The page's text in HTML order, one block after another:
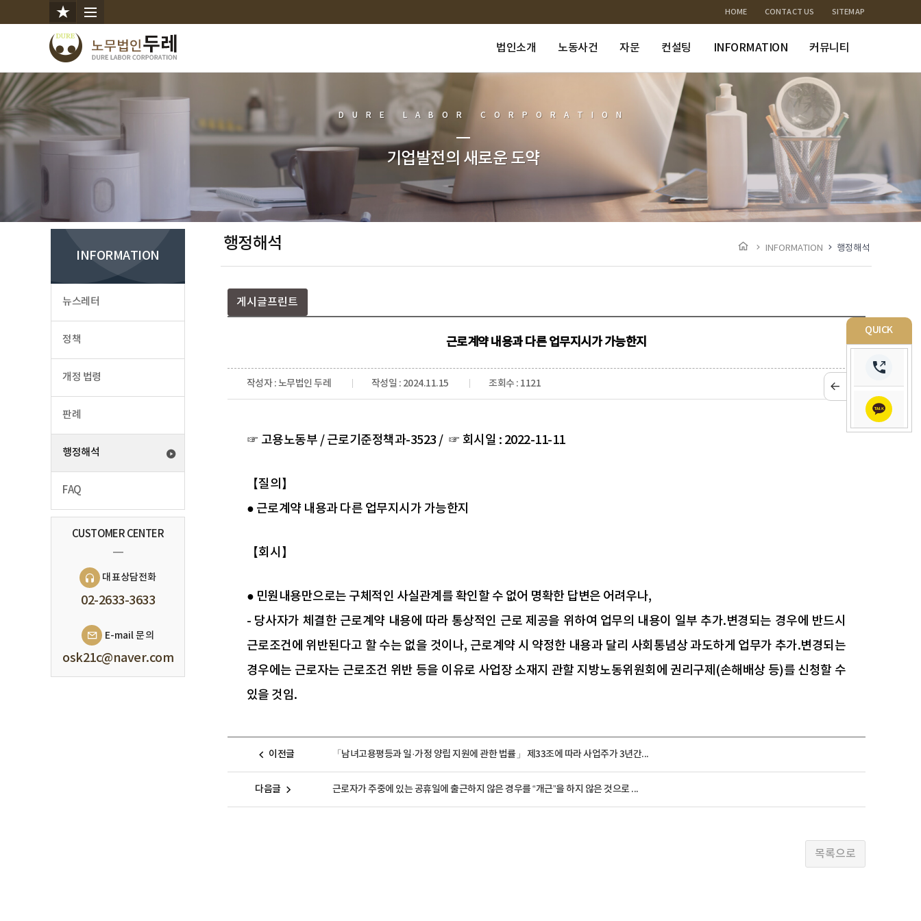
QUICK
HOME CONTACT US SITEMAP
법인소개 노동사건 자문 컨설팅 INFORMATION 커뮤니티
DURE LABOR CORPORATION
기업발전의 새로운 도약
INFORMATION
뉴스레터
정책
개정 법령
판례
행정해석
FAQ
CUSTOMER CENTER
대표상담전화
02-2633-3633
E-mail 문의
osk21c@naver.com
행정해석 INFORMATION 행정해석
게시글프린트
근로계약 내용과 다른 업무지시가 가능한지
작성자 : 노무법인 두레 작성일 : 2024.11.15 조회수 : 1121
☞ 고용노동부 / 근로기준정책과-3523 / ☞ 회시일 : 2022-11-11
【질의】
● 근로계약 내용과 다른 업무지시가 가능한지
【회시】
● 민원내용만으로는 구체적인 사실관계를 확인할 수 없어 명확한 답변은 어려우나,
- 당사자가 체결한 근로계약 내용에 따라 통상적인 근로 제공을 위하여 업무의 내용이 일부 추가.변경되는 경우에 반드시
근로조건에 위반된다고 할 수는 없을 것이나, 근로계약 시 약정한 내용과 달리 사회통념상 과도하게 업무가 추가.변경되는
경우에는 근로자는 근로조건 위반 등을 이유로 사업장 소재지 관할 지방노동위원회에 권리구제(손해배상 등)를 신청할 수
있을 것임.
이전글 「남녀고용평등과 일·가정 양립 지원에 관한 법률」 제33조에 따라 사업주가 3년간...
다음글 근로자가 주중에 있는 공휴일에 출근하지 않은 경우를 “개근”을 하지 않은 것으로 ...